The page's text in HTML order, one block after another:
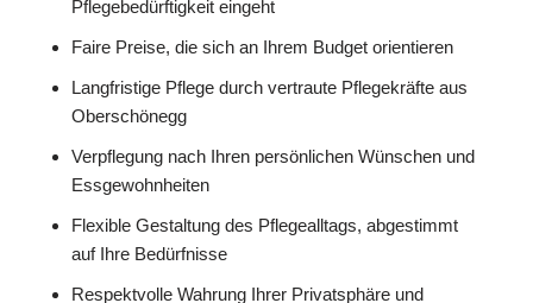
Pflegebedürftigkeit eingeht
Faire Preise, die sich an Ihrem Budget orientieren
Langfristige Pflege durch vertraute Pflegekräfte aus
Oberschönegg
Verpflegung nach Ihren persönlichen Wünschen und
Essgewohnheiten
Flexible Gestaltung des Pflegealltags, abgestimmt
auf Ihre Bedürfnisse
Respektvolle Wahrung Ihrer Privatsphäre und